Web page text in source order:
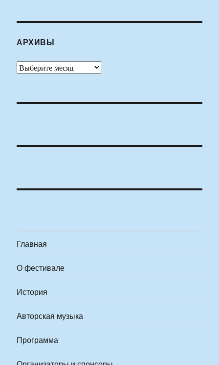
АРХИВЫ
Архивы
Главная
О фестивале
История
Авторская музыка
Программа